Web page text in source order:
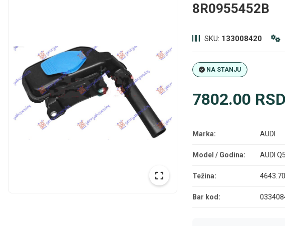
8R0955452B
SKU: 133008420
NA STANJU
7802.00 RSD
Marka: AUDI
Model / Godina: AUDI
Težina: 4643.70
Bar kod: